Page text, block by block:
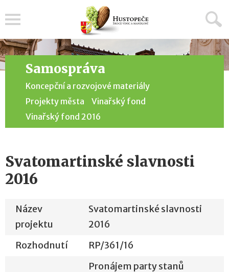
Samospráva
Koncepční a rozvojové materiály
Projekty města
Vinařský fond
Vinařský fond 2016
Svatomartinské slavnosti
2016
Název
projektu
Svatomartinské slavnosti
2016
Rozhodnutí
RP/361/16
Pronájem party stanů